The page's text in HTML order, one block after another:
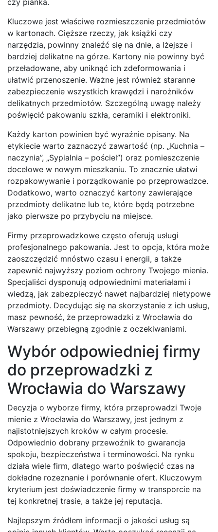
Kluczowe jest właściwe rozmieszczenie przedmiotów
w kartonach. Cięższe rzeczy, jak książki czy
narzędzia, powinny znaleźć się na dnie, a lżejsze i
bardziej delikatne na górze. Kartony nie powinny być
przeładowane, aby uniknąć ich zdeformowania i
ułatwić przenoszenie. Ważne jest również staranne
zabezpieczenie wszystkich krawędzi i narożników
delikatnych przedmiotów. Szczególną uwagę należy
poświęcić pakowaniu szkła, ceramiki i elektroniki.
Każdy karton powinien być wyraźnie opisany. Na
etykiecie warto zaznaczyć zawartość (np. „Kuchnia –
naczynia”, „Sypialnia – pościel”) oraz pomieszczenie
docelowe w nowym mieszkaniu. To znacznie ułatwi
rozpakowywanie i porządkowanie po przeprowadzce.
Dodatkowo, warto oznaczyć kartony zawierające
przedmioty delikatne lub te, które będą potrzebne
jako pierwsze po przybyciu na miejsce.
Firmy przeprowadzkowe często oferują usługi
profesjonalnego pakowania. Jest to opcja, która może
zaoszczędzić mnóstwo czasu i energii, a także
zapewnić najwyższy poziom ochrony Twojego mienia.
Specjaliści dysponują odpowiednimi materiałami i
wiedzą, jak zabezpieczyć nawet najbardziej nietypowe
przedmioty. Decydując się na skorzystanie z ich usług,
masz pewność, że przeprowadzki z Wrocławia do
Warszawy przebiegną zgodnie z oczekiwaniami.
Wybór odpowiedniej firmy
do przeprowadzki z
Wrocławia do Warszawy
Decyzja o wyborze firmy, która przeprowadzi Twoje
mienie z Wrocławia do Warszawy, jest jednym z
najistotniejszych kroków w całym procesie.
Odpowiednio dobrany przewoźnik to gwarancja
spokoju, bezpieczeństwa i terminowości. Na rynku
działa wiele firm, dlatego warto poświęcić czas na
dokładne rozeznanie i porównanie ofert. Kluczowym
kryterium jest doświadczenie firmy w transporcie na
tej konkretnej trasie, a także jej reputacja.
Najlepszym źródłem informacji o jakości usług są